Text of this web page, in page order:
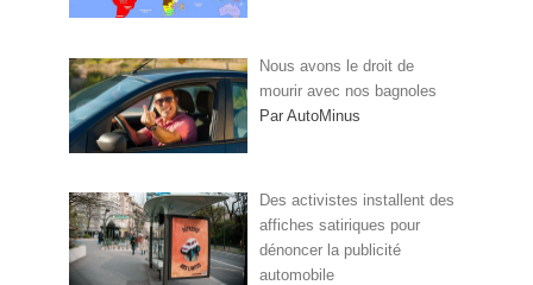
Nous avons le droit de
mourir avec nos bagnoles
Par AutoMinus
Des activistes installent des
affiches satiriques pour
dénoncer la publicité
automobile